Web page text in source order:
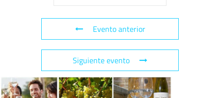
Evento anterior
Siguiente evento